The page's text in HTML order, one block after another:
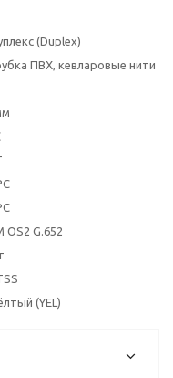
(Duplex)
ПВХ, кевларовые нити
OS2 G.652
(YEL)